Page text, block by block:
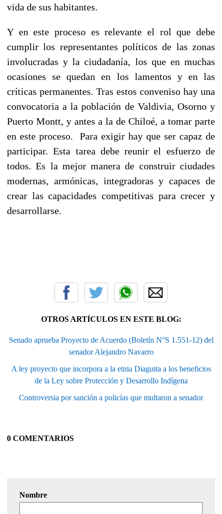
vida de sus habitantes.
Y en este proceso es relevante el rol que debe
cumplir los representantes políticos de las zonas
involucradas y la ciudadanía, los que en muchas
ocasiones se quedan en los lamentos y en las
críticas permanentes. Tras estos conveniso hay una
convocatoria a la población de Valdivia, Osorno y
Puerto Montt, y antes a la de Chiloé, a tomar parte
en este proceso. Para exigir hay que ser capaz de
participar. Esta tarea debe reunir el esfuerzo de
todos. Es la mejor manera de construir ciudades
modernas, armónicas, integradoras y capaces de
crear las capacidades competitivas para crecer y
desarrollarse.
OTROS ARTÍCULOS EN ESTE BLOG:
Senado aprueba Proyecto de Acuerdo (Boletín N°S 1.551-12) del
senador Alejandro Navarro
A ley proyecto que incorpora a la etnia Diaguita a los beneficios
de la Ley sobre Protección y Desarrollo Indígena
Controversia por sanción a policías que multaron a senador
0 COMENTARIOS
Nombre